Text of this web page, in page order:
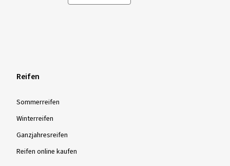
Reifen
Sommer­reifen
Winter­reifen
Ganzjahres­reifen
Reifen online kaufen